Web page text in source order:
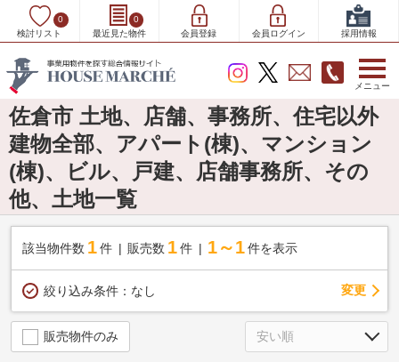
検討リスト
0
最近見た物件
0
会員登録
会員ログイン 採用情報
メニュー
佐倉市 土地、店舗、事務所、住宅以外
建物全部、アパート(棟)、マンション
(棟)、ビル、戸建、店舗事務所、その
他、土地一覧
該当物件数 1件 販売数 1 件 1～1 件を表示
絞り込み条件： なし 変更
販売物件のみ